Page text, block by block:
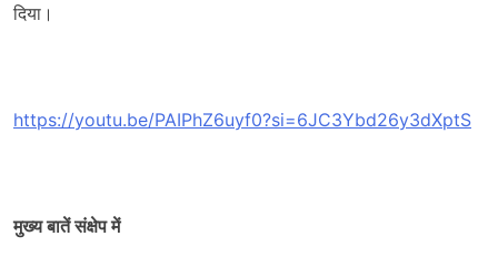
दिया।
https://youtu.be/PAIPhZ6uyf0?si=6JC3Ybd26y3dXptS
मुख्य बातें संक्षेप में